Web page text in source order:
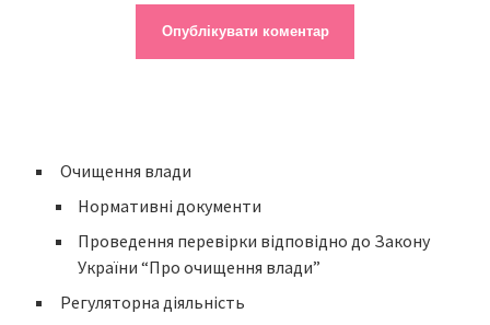
Очищення влади
Нормативні документи
Проведення перевірки відповідно до Закону
України “Про очищення влади”
Регуляторна діяльність